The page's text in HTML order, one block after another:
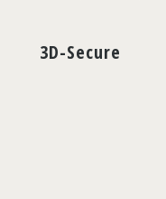
3D-Secure